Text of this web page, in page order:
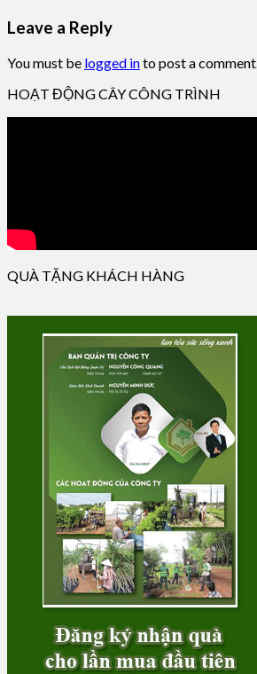
Leave a Reply
You must be logged into post a comment.
HOẠT ĐỘNG CÂY CÔNG TRÌNH
QUÀ TẶNG KHÁCH HÀNG